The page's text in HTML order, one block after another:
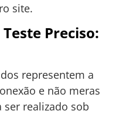
site.
Preciso:
representem a
e não meras
realizado sob